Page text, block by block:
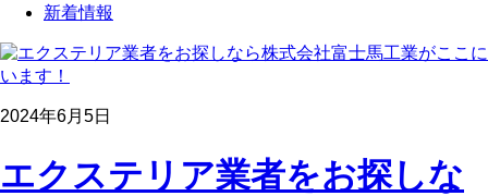
新着情報
2024年6月5日
エクステリア業者をお探しな